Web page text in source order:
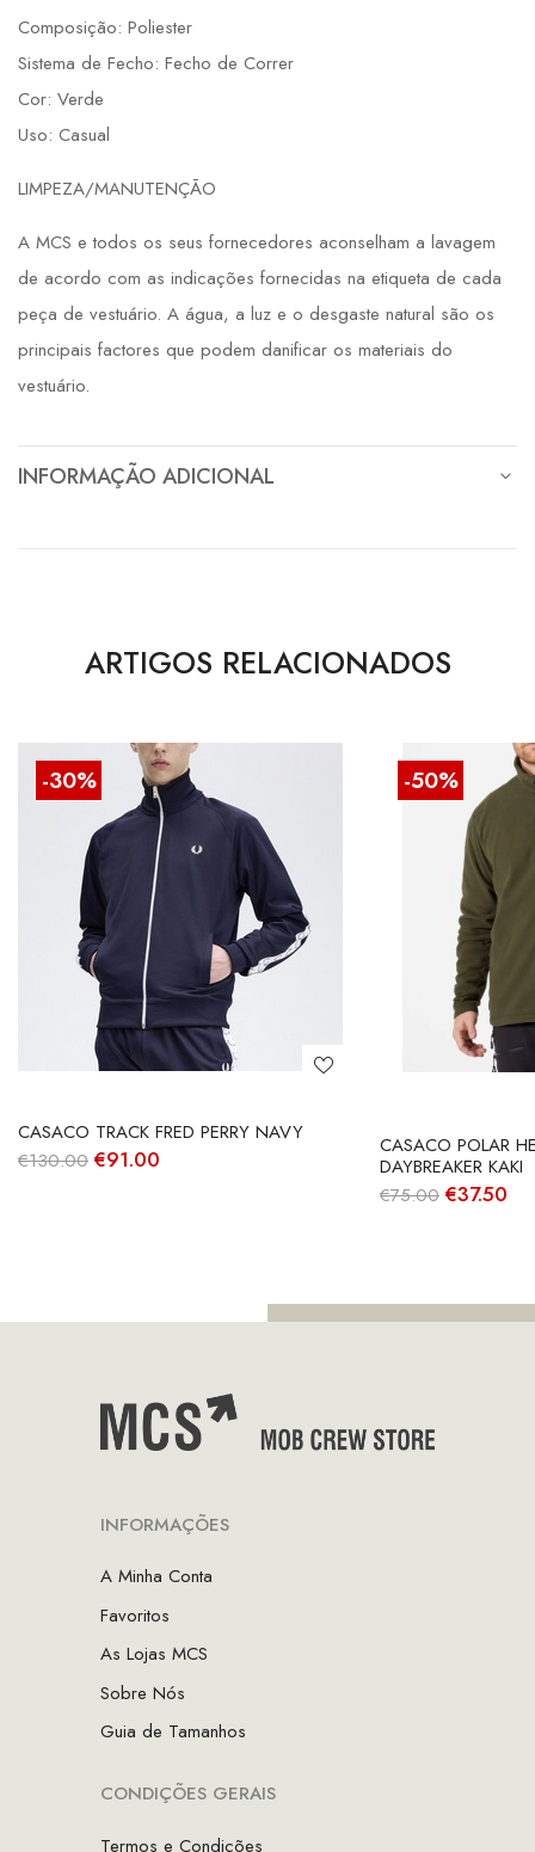
Composição: Poliester
Sistema de Fecho: Fecho de Correr
Cor: Verde
Uso: Casual
LIMPEZA/MANUTENÇÃO
A MCS e todos os seus fornecedores aconselham a lavagem
de acordo com as indicações fornecidas na etiqueta de cada
peça de vestuário. A água, a luz e o desgaste natural são os
principais factores que podem danificar os materiais do
vestuário.
INFORMAÇÃO ADICIONAL
ARTIGOS RELACIONADOS
-30%
CASACO TRACK FRED PERRY NAVY
€130.00 O
€91.00
-50%
CASACO POLAR
DAYBREAKER KAKI
€75.00 O
€37.50
INFORMAÇÕES
A Minha Conta
Favoritos
As Lojas MCS
Sobre Nós
Guia de Tamanhos
CONDIÇÕES GERAIS
Termos e Condições